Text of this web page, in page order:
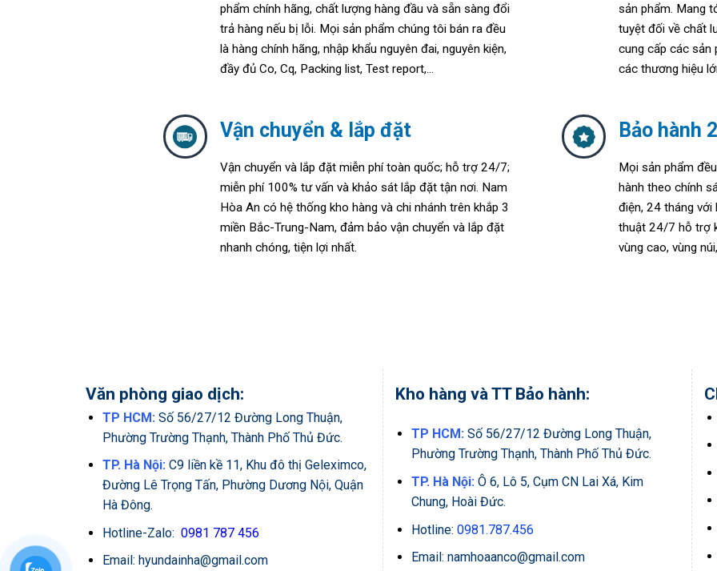
phẩm chính hãng, chất lượng hàng đầu và sẵn sàng đổi
trả hàng nếu bị lỗi. Mọi sản phẩm chúng tôi bán ra đều
là hàng chính hãng, nhập khẩu nguyên đai, nguyên kiện,
đầy đủ Co, Cq, Packing list, Test report,...
sản phẩm. Mang
tuyệt đối về chất
cung cấp các sản
các thương hiệu
Vận chuyển & lắp đặt
Vận chuyển và lắp đặt miễn phí toàn quốc; hỗ trợ 24/7;
miễn phí 100% tư vấn và khảo sát lắp đặt tận nơi. Nam
Hòa An có hệ thống kho hàng và chi nhánh trên khắp 3
miền Bắc-Trung-Nam, đảm bảo vận chuyển và lắp đặt
nhanh chóng, tiện lợi nhất.
Bảo hành
Mọi sản phẩm
hành theo chính
điện, 24 tháng với
thuật 24/7 hỗ trợ
vùng cao, vùng
Văn phòng giao dịch:
TP HCM: Số 56/27/12 Đường Long Thuận,
Phường Trường Thạnh, Thành Phố Thủ Đức.
TP. Hà Nội:C9 liền kề 11, Khu đô thị Geleximco,
Đường Lê Trọng Tấn, Phường Dương Nội, Quận
Hà Đông.
Hotline-Zalo: 0981 787 456
Email: hyundainha@gmail.com
Kho hàng và TT Bảo hành:
TP HCM: Số 56/27/12 Đường Long Thuận,
Phường Trường Thạnh, Thành Phố Thủ Đức.
TP. Hà Nội: Ô 6, Lô 5, Cụm CN Lai Xá, Kim
Chung, Hoài Đức.
Hotline:0981.787.456
Email: namhoaanco@gmail.com